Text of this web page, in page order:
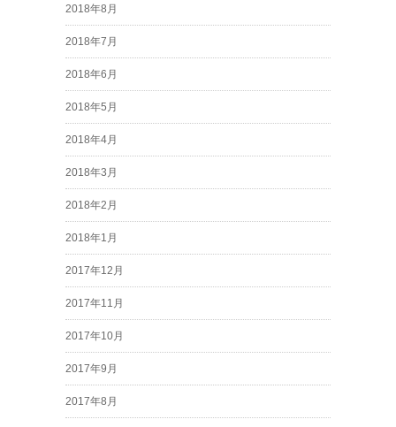
2018年8月
2018年7月
2018年6月
2018年5月
2018年4月
2018年3月
2018年2月
2018年1月
2017年12月
2017年11月
2017年10月
2017年9月
2017年8月